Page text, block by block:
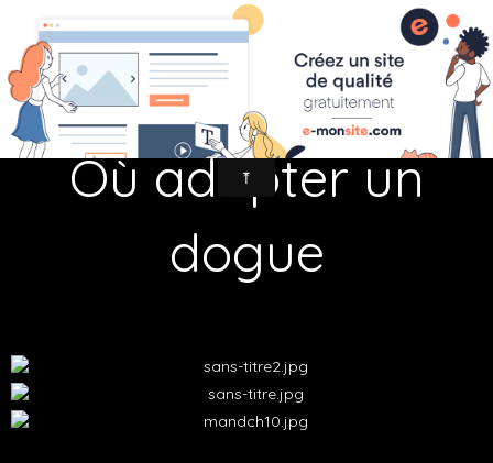
fr
Adopter un dogue allemand
Où adopter un
dogue